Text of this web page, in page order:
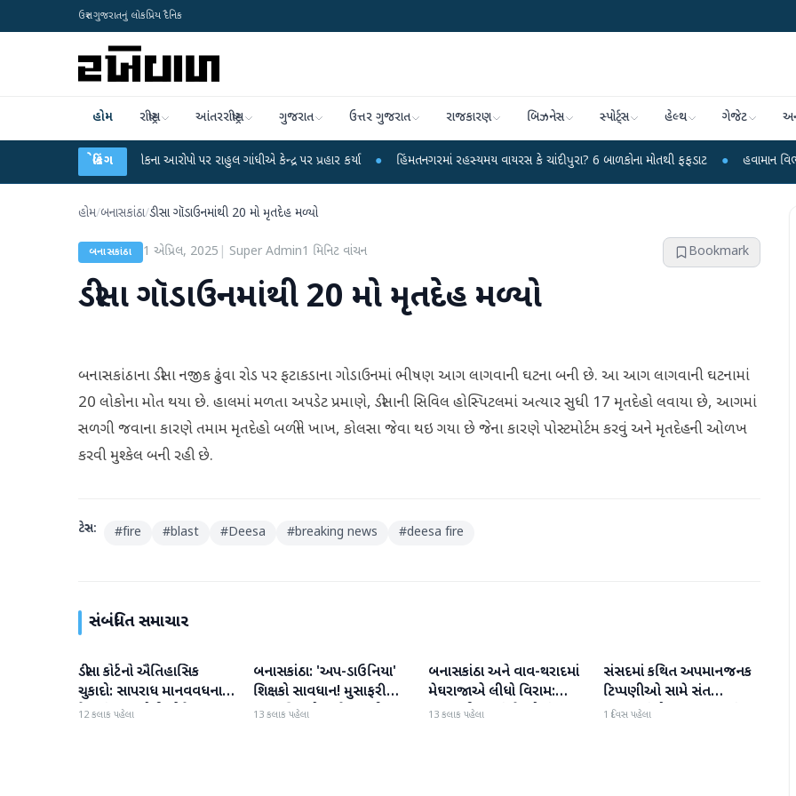
ઉત્તર ગુજરાતનું લોકપ્રિય દૈનિક
હોમ રાષ્ટ્રીય આંતરરાષ્ટ્રીય ગુજરાત ઉત્તર ગુજરાત રાજકારણ બિઝનેસ સ્પોર્ટ્સ હેલ્થ ગેજેટ
બ્રેકિંગ
NET પરીક્ષા લીકના આરોપો પર રાહુલ ગાંધીએ કેન્દ્ર પર પ્રહાર કર્યા ● હિંમતનગરમાં રહસ્યમય વાયરસ કે ચાંદીપુરા? 6 બાળકોના મોતથી ફફડાટ ● હવામાન વિભાગે 18
હોમ/બનાસકાંઠા/ડીસા ગૉડાઉનમાંથી 20 મો મૃતદેહ મળ્યો
બનાસકાંઠા 1 એપ્રિલ, 2025 Super Admin1 મિનિટ વાંચન Bookmark
ડીસા ગૉડાઉનમાંથી 20 મો મૃતદેહ મળ્યો
બનાસકાંઠાના ડીસા નજીક ઢુંવા રોડ પર ફટાકડાના ગોડાઉનમાં ભીષણ આગ લાગવાની ઘટના બની છે. આ આગ લાગવાની ઘટનામાં
20 લોકોના મોત થયા છે. હાલમાં મળતા અપડેટ પ્રમાણે, ડીસાની સિવિલ હોસ્પિટલમાં અત્યાર સુધી 17 મૃતદેહો લવાયા છે, આગમાં
સળગી જવાના કારણે તમામ મૃતદેહો બળીને ખાખ, કોલસા જેવા થઇ ગયા છે જેના કારણે પોસ્ટમોર્ટમ કરવું અને મૃતદેહની ઓળખ
કરવી મુશ્કેલ બની રહી છે.
ટેગ્સ: #fire #blast #Deesa #breaking news #deesa fire
સંબંધિત સમાચાર
બનાસકાંઠા
ડીસા કોર્ટનો ઐતિહાસિક
ચુકાદો: સાપરાધ માનવવધના
કેસમાં ૩ આરોપીઓને ૧૦
12 કલાક પહેલા
બનાસકાંઠા
બનાસકાંઠા: 'અપ-ડાઉનિયા'
શિક્ષકો સાવધાન! મુસાફરી
કરતા શિક્ષકો સામે તવાઈ હાથ
13 કલાક પહેલા
બનાસકાંઠા
બનાસકાંઠા અને વાવ-થરાદમાં
મેઘરાજાએ લીધો વિરામ:
ઉઘાડ નીકળતાં ખેડૂતોમાં
13 કલાક પહેલા
બનાસકાંઠા
સંસદમાં કથિત અપમાનજનક
ટિપ્પણીઓ સામે સંત
સમાજમાં રોષ: પાલનપુરમાં
1 દિવસ પહેલા